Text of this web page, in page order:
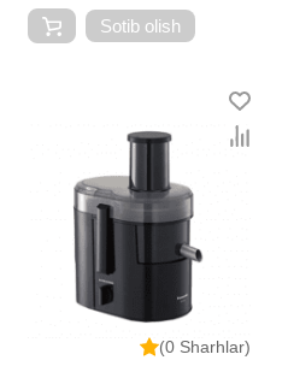
Sotib olish
(0 Sharhlar)